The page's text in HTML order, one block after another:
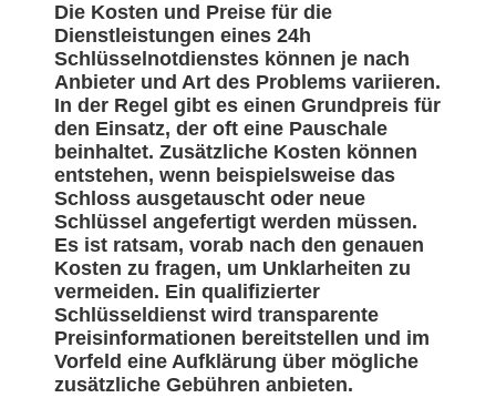
Die Kosten und Preise für die
Dienstleistungen eines 24h
Schlüsselnotdienstes können je nach
Anbieter und Art des Problems variieren.
In der Regel gibt es einen Grundpreis für
den Einsatz, der oft eine Pauschale
beinhaltet. Zusätzliche Kosten können
entstehen, wenn beispielsweise das
Schloss ausgetauscht oder neue
Schlüssel angefertigt werden müssen.
Es ist ratsam, vorab nach den genauen
Kosten zu fragen, um Unklarheiten zu
vermeiden. Ein qualifizierter
Schlüsseldienst wird transparente
Preisinformationen bereitstellen und im
Vorfeld eine Aufklärung über mögliche
zusätzliche Gebühren anbieten.